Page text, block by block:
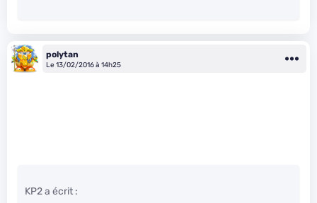
polytan
Le 13/02/2016 à 14h25
KP2 a écrit :